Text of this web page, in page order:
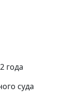
года
суда